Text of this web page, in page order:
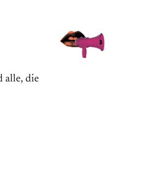
alle, die